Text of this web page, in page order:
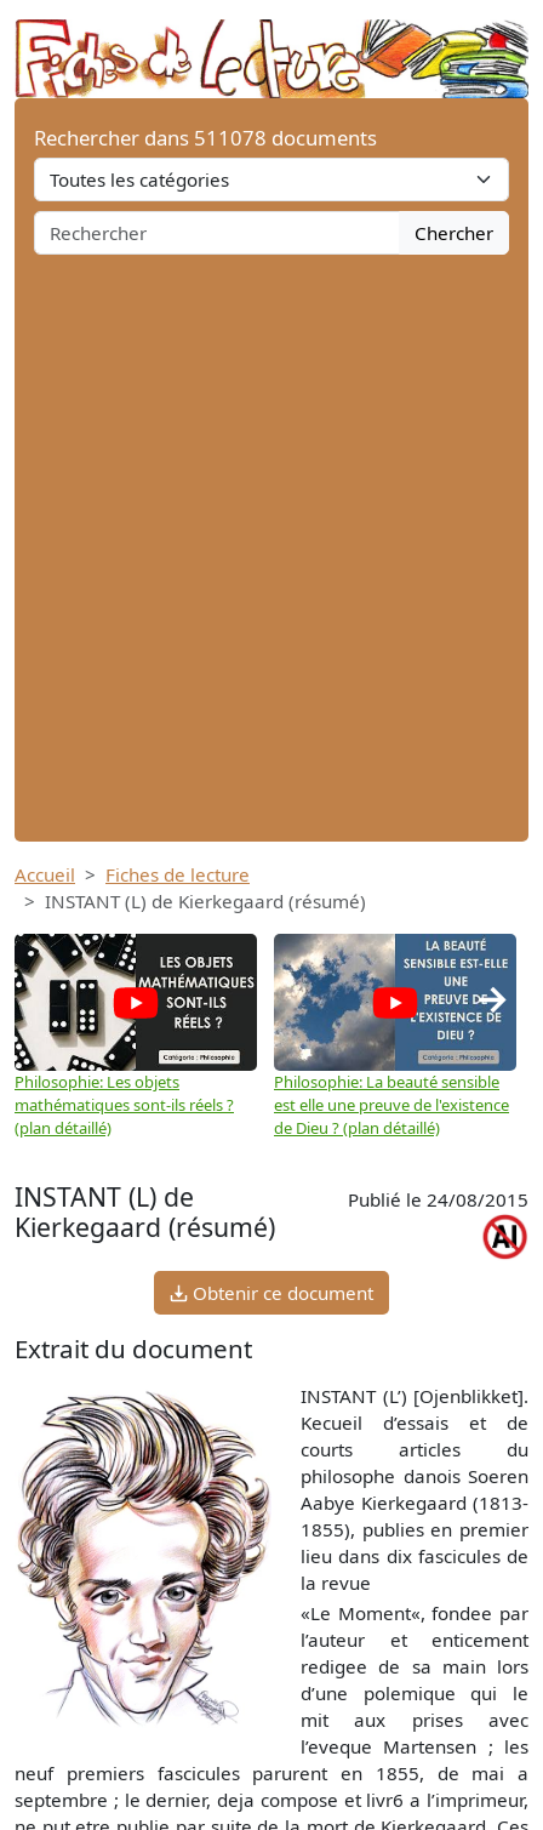
Rechercher dans 511078 documents
Chercher
Accueil
Fiches de lecture
INSTANT (L) de Kierkegaard (résumé)
Philosophie: Les objets
mathématiques sont-ils réels ?
(plan détaillé)
Philosophie: La beauté sensible
est elle une preuve de l'existence
de Dieu ? (plan détaillé)
→
INSTANT (L) de
Kierkegaard (résumé)
Publié le 24/08/2015
Obtenir ce document
Extrait du document
INSTANT (L’) [Ojenblikket].
Kecueil d’essais et de
courts articles du
philosophe danois Soeren
Aabye Kierkegaard (1813-
1855), publies en premier
lieu dans dix fascicules de
la revue
«Le Moment«, fondee par
l’auteur et enticement
redigee de sa main lors
d’une polemique qui le
mit aux prises avec
l’eveque Martensen ; les
neuf premiers fascicules parurent en 1855, de mai a
septembre ; le dernier, deja compose et livr6 a l’imprimeur,